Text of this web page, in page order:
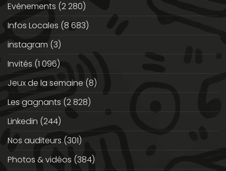
Evénements (2 280)
Infos Locales (8 683)
instagram (3)
Invités (1 096)
Jeux de la semaine (8)
Les gagnants (2 828)
Linkedin (244)
Nos auditeurs (301)
Photos & vidéos (384)